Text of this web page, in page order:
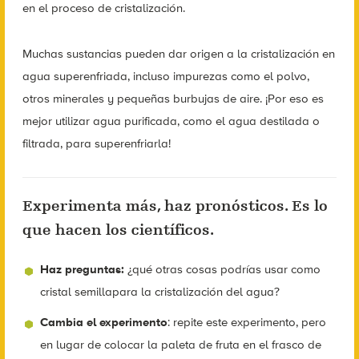
en el proceso de cristalización.
Muchas sustancias pueden dar origen a la cristalización en
agua superenfriada, incluso impurezas como el polvo,
otros minerales y pequeñas burbujas de aire. ¡Por eso es
mejor utilizar agua purificada, como el agua destilada o
filtrada, para superenfriarla!
Experimenta más, haz pronósticos. Es lo
que hacen los científicos.
Haz preguntas: ¿qué otras cosas podrías usar como
cristal semillapara la cristalización del agua?
Cambia el experimento: repite este experimento, pero
en lugar de colocar la paleta de fruta en el frasco de